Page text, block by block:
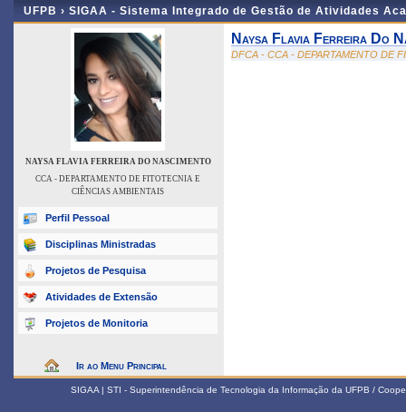
UFPB › SIGAA - Sistema Integrado de Gestão de Atividades
NAYSA FLAVIA FERREIRA DO NASCIMENTO
CCA - DEPARTAMENTO DE FITOTECNIA E
CIÊNCIAS AMBIENTAIS
Perfil Pessoal
Disciplinas Ministradas
Projetos de Pesquisa
Atividades de Extensão
Projetos de Monitoria
Ir ao Menu Principal
Naysa Flavia Ferreira Do
DFCA - CCA - DEPARTAMENTO DE
SIGAA | STI - Superintendência de Tecnologia da Informação da UFPB /